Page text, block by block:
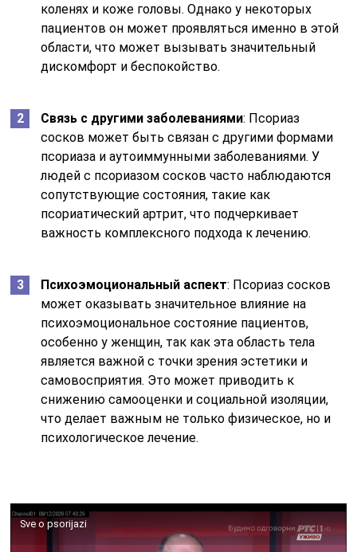
коленях и коже головы. Однако у некоторых
пациентов он может проявляться именно в этой
области, что может вызывать значительный
дискомфорт и беспокойство.
Связь с другими заболеваниями: Псориаз
сосков может быть связан с другими формами
псориаза и аутоиммунными заболеваниями. У
людей с псориазом сосков часто наблюдаются
сопутствующие состояния, такие как
псориатический артрит, что подчеркивает
важность комплексного подхода к лечению.
Психоэмоциональный аспект: Псориаз сосков
может оказывать значительное влияние на
психоэмоциональное состояние пациентов,
особенно у женщин, так как эта область тела
является важной с точки зрения эстетики и
самовосприятия. Это может приводить к
снижению самооценки и социальной изоляции,
что делает важным не только физическое, но и
психологическое лечение.
Sve o psorijazi